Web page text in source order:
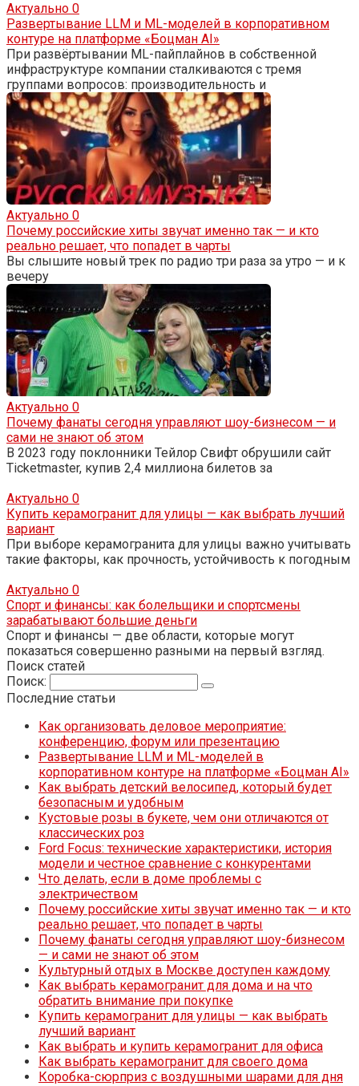
Актуально 0
Развертывание LLM и ML-моделей в корпоративном
контуре на платформе «Боцман AI»
При развёртывании ML-пайплайнов в собственной
инфраструктуре компании сталкиваются с тремя
группами вопросов: производительность и
Актуально 0
Почему российские хиты звучат именно так — и кто
реально решает, что попадет в чарты
Вы слышите новый трек по радио три раза за утро — и к
вечеру
Актуально 0
Почему фанаты сегодня управляют шоу-бизнесом — и
сами не знают об этом
В 2023 году поклонники Тейлор Свифт обрушили сайт
Ticketmaster, купив 2,4 миллиона билетов за
Актуально 0
Купить керамогранит для улицы — как выбрать лучший
вариант
При выборе керамогранита для улицы важно учитывать
такие факторы, как прочность, устойчивость к погодным
Актуально 0
Спорт и финансы: как болельщики и спортсмены
зарабатывают большие деньги
Спорт и финансы — две области, которые могут
показаться совершенно разными на первый взгляд.
Поиск статей
Поиск:
Последние статьи
Как организовать деловое мероприятие:
конференцию, форум или презентацию
Развертывание LLM и ML-моделей в
корпоративном контуре на платформе «Боцман AI»
Как выбрать детский велосипед, который будет
безопасным и удобным
Кустовые розы в букете, чем они отличаются от
классических роз
Ford Focus: технические характеристики, история
модели и честное сравнение с конкурентами
Что делать, если в доме проблемы с
электричеством
Почему российские хиты звучат именно так — и кто
реально решает, что попадет в чарты
Почему фанаты сегодня управляют шоу-бизнесом
— и сами не знают об этом
Культурный отдых в Москве доступен каждому
Как выбрать керамогранит для дома и на что
обратить внимание при покупке
Купить керамогранит для улицы — как выбрать
лучший вариант
Как выбрать и купить керамогранит для офиса
Как выбрать керамогранит для своего дома
Коробка-сюрприз с воздушными шарами для дня